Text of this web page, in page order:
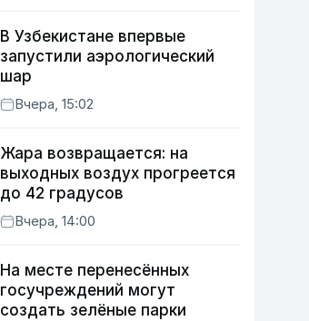
В Узбекистане впервые
запустили аэрологический
шар
Вчера, 15:02
Жара возвращается: на
выходных воздух прогреется
до 42 градусов
Вчера, 14:00
На месте перенесённых
госучреждений могут
создать зелёные парки